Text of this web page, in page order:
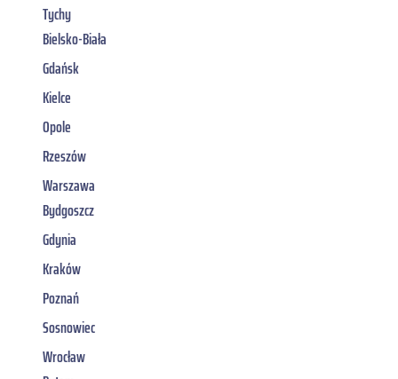
Tychy
Bielsko-Biała
Gdańsk
Kielce
Opole
Rzeszów
Warszawa
Bydgoszcz
Gdynia
Kraków
Poznań
Sosnowiec
Wrocław